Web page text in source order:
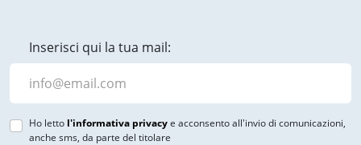
Inserisci qui la tua mail:
Ho letto l'informativa privacye acconsento all'invio di comunicazioni,
anche sms, da parte del titolare